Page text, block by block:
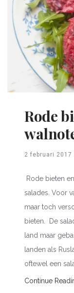
Rode
2 februari 2017
Rode bieten
salades. Voor
maar toch
bieten. De
land maar
landen als
oftewel een
Continue